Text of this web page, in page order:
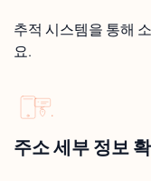
추적 시스템을 통해
요.
주소 세부 정보